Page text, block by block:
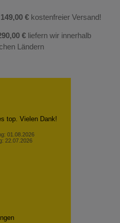
149,00 € kostenfreier Versand!
€ liefern wir innerhalb
Ländern
top. Vielen Dank!
01.08.2026
22.07.2026